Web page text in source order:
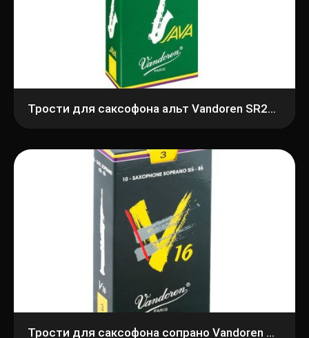
Трости для саксофона альт Vandoren SR2625 Java №2,5 10 шт/уп
Трости для саксофона сопрано Vandoren SR713